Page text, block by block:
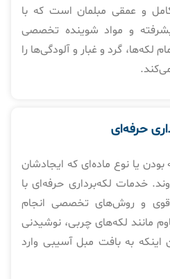
و عمقی مبلمان است که با
و مواد شوینده تخصصی
لکه‌ها، گرد و غبار و آلودگی‌ها را
حرفه‌ای
یا نوع ماده‌ای که ایجادشان
خدمات لکه‌برداری حرفه‌ای با
قوی و روش‌های تخصصی انجام
مانند لکه‌های چربی، نوشیدنی
اینکه به بافت مبل آسیبی وارد